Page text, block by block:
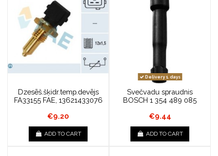
Dzesēš.šķidr.temp.devējs
FA33155 FAE, 13621433076
€9.20
ADD TO CART
Delivery 1 days
Svečvadu spraudnis
BOSCH 1 354 489 085
€9.44
ADD TO CART